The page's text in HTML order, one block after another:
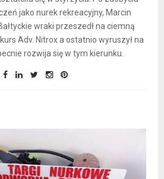
jako nurek rekreacyjny, Marcin
wraki przeszedł na ciemną
Adv. Nitrox a ostatnio wyruszył na
rozwija się w tym kierunku.